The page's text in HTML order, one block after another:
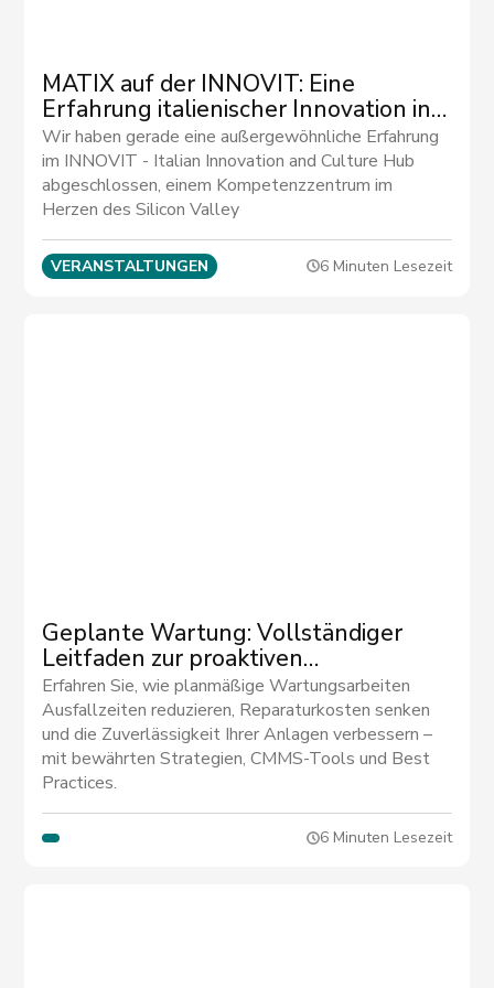
MATIX auf der INNOVIT: Eine
Erfahrung italienischer Innovation in
San Francisco
Wir haben gerade eine außergewöhnliche Erfahrung
im INNOVIT - Italian Innovation and Culture Hub
abgeschlossen, einem Kompetenzzentrum im
Herzen des Silicon Valley
VERANSTALTUNGEN 6 Minuten Lesezeit
Geplante Wartung: Vollständiger
Leitfaden zur proaktiven
Gerätepflege
Erfahren Sie, wie planmäßige Wartungsarbeiten
Ausfallzeiten reduzieren, Reparaturkosten senken
und die Zuverlässigkeit Ihrer Anlagen verbessern –
mit bewährten Strategien, CMMS-Tools und Best
Practices.
6 Minuten Lesezeit